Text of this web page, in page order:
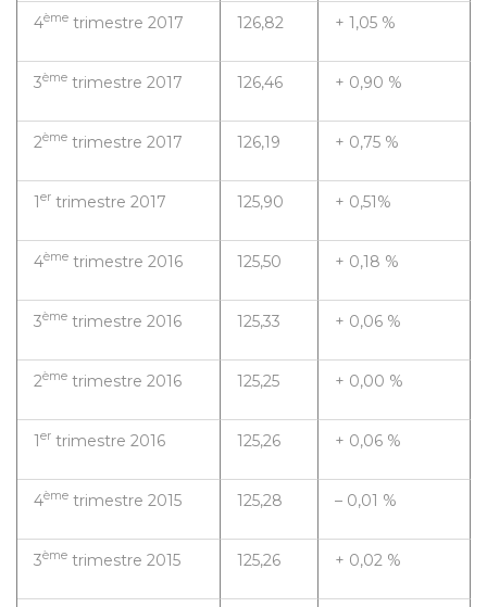
4ème trimestre 2017 126,82 + 1,05 %
3ème trimestre 2017 126,46 + 0,90 %
2ème trimestre 2017 126,19 + 0,75 %
1er trimestre 2017 125,90 + 0,51%
4ème trimestre 2016 125,50 + 0,18 %
3ème trimestre 2016 125,33 + 0,06 %
2ème trimestre 2016 125,25 + 0,00 %
1er trimestre 2016 125,26 + 0,06 %
4ème trimestre 2015 125,28 – 0,01 %
3ème trimestre 2015 125,26 + 0,02 %